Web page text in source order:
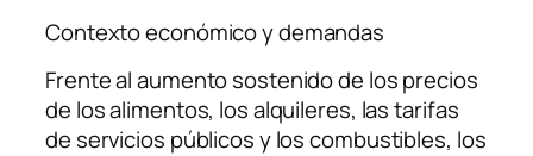
Contexto económico y demandas
Frente al aumento sostenido de los precios
de los alimentos, los alquileres, las tarifas
de servicios públicos y los combustibles, los